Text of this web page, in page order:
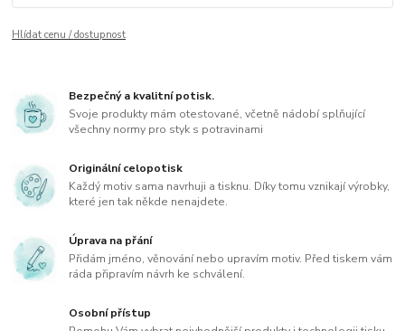
Hlídat cenu / dostupnost
Bezpečný a kvalitní potisk.
Svoje produkty mám otestované, včetně nádobí splňující
všechny normy pro styk s potravinami
Originální celopotisk
Každý motiv sama navrhuji a tisknu. Díky tomu vznikají výrobky,
které jen tak někde nenajdete.
Úprava na přání
Přidám jméno, věnování nebo upravím motiv. Před tiskem vám
ráda připravím návrh ke schválení.
Osobní přístup